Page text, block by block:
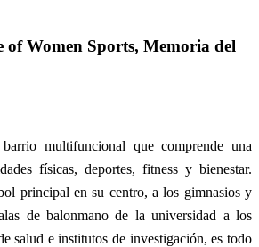
Women Sports, Memoria del
multifuncional que comprende una
físicas, deportes, fitness y bienestar.
principal en su centro, a los gimnasios y
de balonmano de la universidad a los
salud e institutos de investigación, es todo